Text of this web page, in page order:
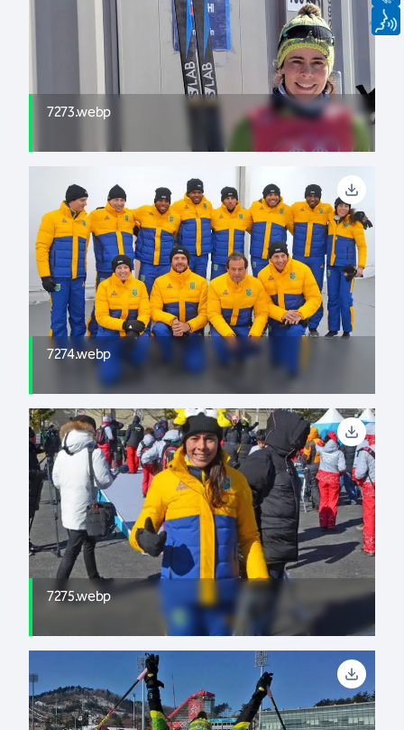
7273.webp
7274.webp
7275.webp